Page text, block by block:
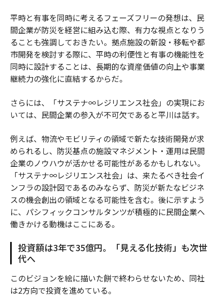
平時と有事を同時に考えるフェーズフリーの発想は、民
間企業が防災を経営に組み込む際、有力な視点となりう
ることも強調しておきたい。拠点施設の新設・移転や都
市開発を検討する際に、平時の利便性と有事の機能性を
同時に設計することは、長期的な資産価値の向上や事業
継続力の強化に直結するからだ。
さらには、「サステナ∞レジリエンス社会」の実現にお
いては、民間企業の参入が不可欠であると平川は話す。
例えば、物流やモビリティの領域で新たな技術開発が求
められるし、防災基点の施設マネジメント・運用は民間
企業のノウハウが活かせる可能性があるかもしれない。
「サステナ∞レジリエンス社会」は、来たるべき社会イ
ンフラの設計図であるのみならず、防災が新たなビジネ
スの機会創出の領域となる可能性を含む。後に示すよう
に、パシフィックコンサルタンツが積極的に民間企業へ
働きかける動機はここにある。
投資額は3年で35億円。「見える化技術」も次世
代へ
このビジョンを絵に描いた餅で終わらせないため、同社
は2方向で投資を進めている。